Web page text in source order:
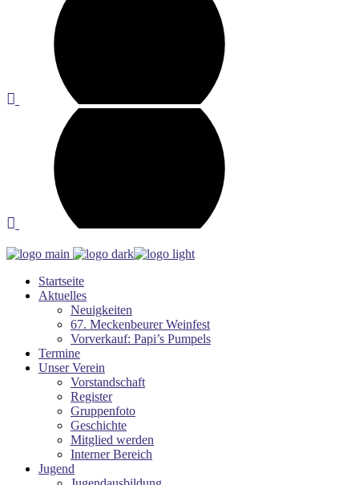
Startseite
Aktuelles
Neuigkeiten
67. Meckenbeurer Weinfest
Vorverkauf: Papi’s Pumpels
Termine
Unser Verein
Vorstandschaft
Register
Gruppenfoto
Geschichte
Mitglied werden
Interner Bereich
Jugend